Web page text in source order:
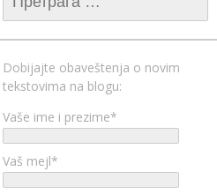
Dobijajte obaveštenja o novim
tekstovima na blogu:
Vaše ime i prezime*
Vaš mejl*